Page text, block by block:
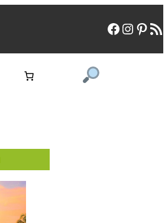
facebook